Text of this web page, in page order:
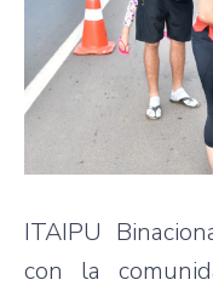
ITAIPU
con la